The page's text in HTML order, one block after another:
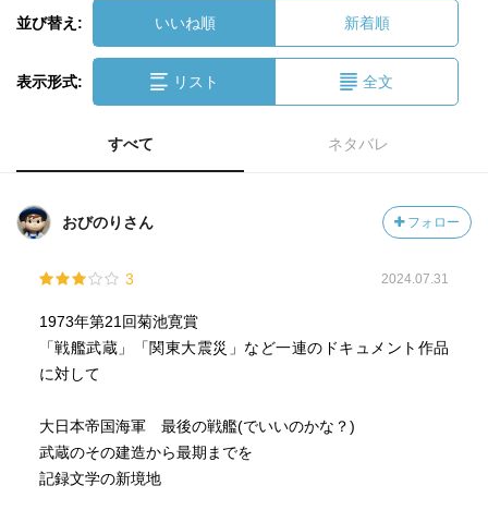
並び替え: いいね順 新着順
表示形式: リスト 全文
すべて ネタバレ
おびのりさん フォロー
3 2024.07.31
1973年第21回菊池寛賞
「戦艦武蔵」「関東大震災」など一連のドキュメント作品
に対して
大日本帝国海軍 最後の戦艦(でいいのかな？)
武蔵のその建造から最期までを
記録文学の新境地